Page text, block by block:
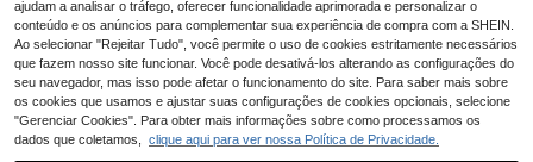
ajudam a analisar o tráfego, oferecer funcionalidade aprimorada e personalizar o
conteúdo e os anúncios para complementar sua experiência de compra com a SHEIN.
Ao selecionar "Rejeitar Tudo", você permite o uso de cookies estritamente necessários
que fazem nosso site funcionar. Você pode desativá-los alterando as configurações do
seu navegador, mas isso pode afetar o funcionamento do site. Para saber mais sobre
os cookies que usamos e ajustar suas configurações de cookies opcionais, selecione
"Gerenciar Cookies". Para obter mais informações sobre como processamos os
dados que coletamos, clique aqui para ver nossa Política de Privacidade.